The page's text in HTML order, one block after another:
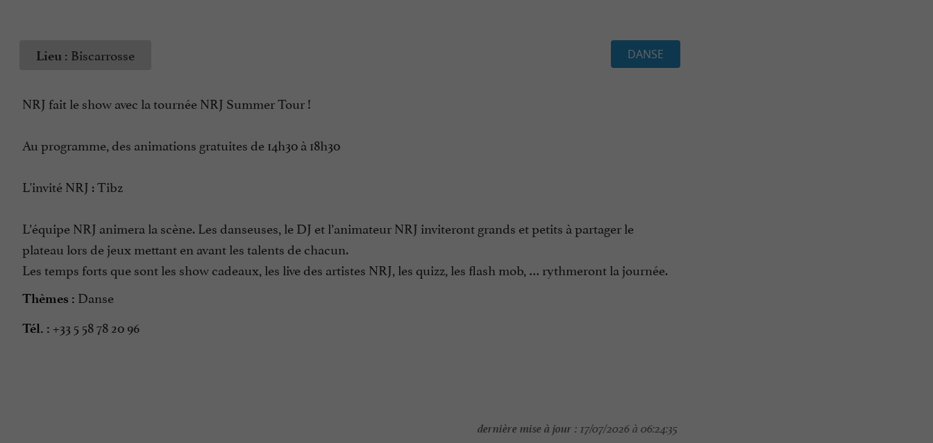
Lieu : Biscarrosse DANSE
NRJ fait le show avec la tournée NRJ Summer Tour !
Au programme, des animations gratuites de 14h30 à 18h30
L'invité NRJ : Tibz
L’équipe NRJ animera la scène. Les danseuses, le DJ et l’animateur NRJ inviteront grands et petits à partager le
plateau lors de jeux mettant en avant les talents de chacun.
Les temps forts que sont les show cadeaux, les live des artistes NRJ, les quizz, les flash mob, … rythmeront la journée.
Thèmes : Danse
Tél. : +33 5 58 78 20 96
dernière mise à jour : 17/07/2026 à 06:24:35